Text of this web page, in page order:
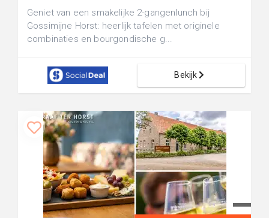
Geniet van een smakelijke 2-gangenlunch bij
Gossimijne Horst: heerlijk tafelen met originele
combinaties en bourgondische g...
Bekijk